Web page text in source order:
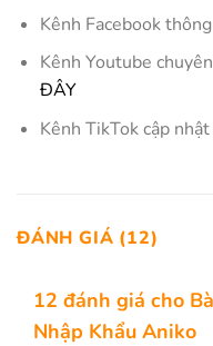
Kênh Facebook
Kênh Youtube
ĐÂY
Kênh TikTok cập
ĐÁNH GIÁ (12)
12 đánh giá cho
Nhập Khẩu Aniko